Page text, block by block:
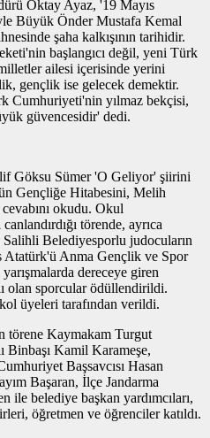
Oktay Ayaz, '19 Mayıs
Büyük Önder Mustafa Kemal
şaha kalkışının tarihidir.
başlangıcı değil, yeni Türk
ailesi içerisinde yerini
gençlik ise gelecek demektir.
Cumhuriyeti'nin yılmaz bekçisi,
güvencesidir' dedi.
Göksu Sümer 'O Geliyor' şiirini
Gençliğe Hitabesini, Melih
okudu. Okul
törende, ayrıca
Belediyesporlu judocuların
Atatürk'ü Anma Gençlik ve Spor
dereceye giren
olan sporcular ödüllendirildi.
üyeleri tarafından verildi.
törene Kaymakam Turgut
Binbaşı Kamil Karameşe,
Başsavcısı Hasan
Başaran, İlçe Jandarma
ile belediye başkan yardımcıları,
öğretmen ve öğrenciler katıldı.